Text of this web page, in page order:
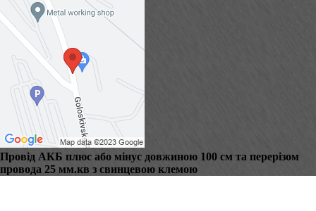
Провід АКБ плюс або мінус довжиною 100 см та перерізом
провода 25 мм.кв з свинцевою клемою